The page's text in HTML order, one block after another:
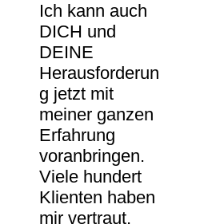
Ich kann auch
DICH und
DEINE
Herausforderun
g jetzt mit
meiner ganzen
Erfahrung
voranbringen.
Viele hundert
Klienten haben
mir vertraut,